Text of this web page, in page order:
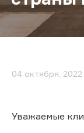
04 октября, 2022
Уважаемые